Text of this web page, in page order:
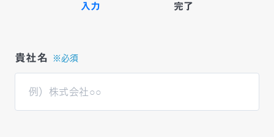
入力 完了
貴社名 ※必須